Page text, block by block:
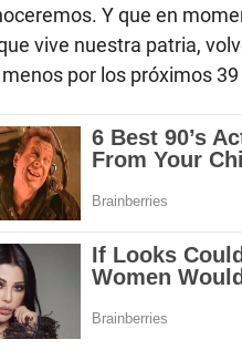
Y que en
vive nuestra patria,
por los próximos 39